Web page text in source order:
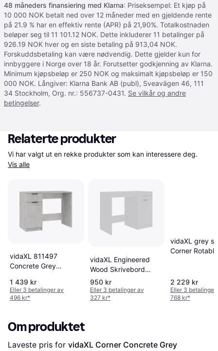
48 måneders finansiering med Klarna: Priseksempel: Et kjøp på
10 000 NOK betalt ned over 12 måneder med en gjeldende rente
på 21.9 % har en effektiv rente (APR) på 21,90%. Totalkostnaden
beløper seg til 11 101.12 NOK. Dette inkluderer 11 betalinger på
926.19 NOK hver og en siste betaling på 913,04 NOK.
Forskuddsbetaling kan være nødvendig. Dette gjelder kun for
innbyggere i Norge over 18 år. Forutsetter godkjenning av Klarna.
Minimum kjøpsbeløp er 250 NOK og maksimalt kjøpsbeløp er 150
000 NOK. Långiver: Klarna Bank AB (publ), Sveavägen 46, 111
34 Stockholm, Org. nr.: 556737-0431. Se vilkår og andre
betingelser.
Relaterte produkter
Vis alle
vidaXL 811497
Concrete Grey
1 439 kr
Eller 3 betalinger av
496 kr*
vidaXL Engineered
Wood Skrivebord
50x100cm
950 kr
Eller 3 betalinger av
327 kr*
vidaXL grey
Corner Rotable
2 229 kr
Eller 3 betalinger
768 kr*
Om produktet
Laveste pris for vidaXL Corner Concrete Grey